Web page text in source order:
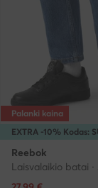
EXTRA -10% Kodas:
Palanki kaina
Reebok
Laisvalaikio batai ·